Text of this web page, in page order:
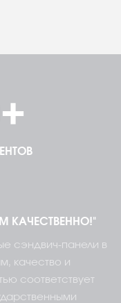
КАЧЕСТВЕННО!"
сэндвич-панели в
качество и
соответствует